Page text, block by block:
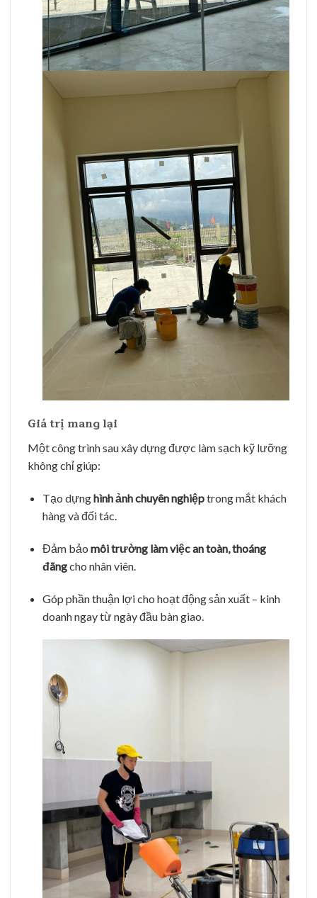
Giá trị mang lại
Một công trình sau xây dựng được làm sạch kỹ lưỡng
không chỉ giúp:
Tạo dựnghình ảnh chuyên nghiệptrong mắt khách
hàng và đối tác.
Đảm bảo môi trường làm việc an toàn, thoáng
đãngcho nhân viên.
Góp phần thuận lợi cho hoạt động sản xuất – kinh
doanh ngay từ ngày đầu bàn giao.